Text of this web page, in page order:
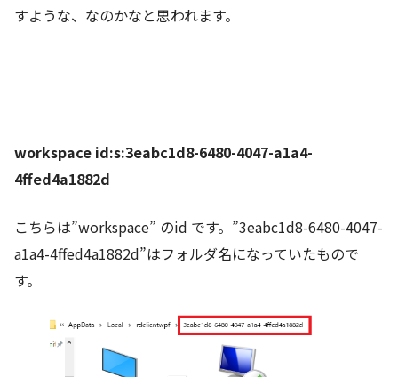
すような、なのかなと思われます。
workspace id:s:3eabc1d8-6480-4047-a1a4-
4ffed4a1882d
こちらは”workspace” のid です。”3eabc1d8-6480-4047-
a1a4-4ffed4a1882d”はフォルダ名になっていたもので
す。